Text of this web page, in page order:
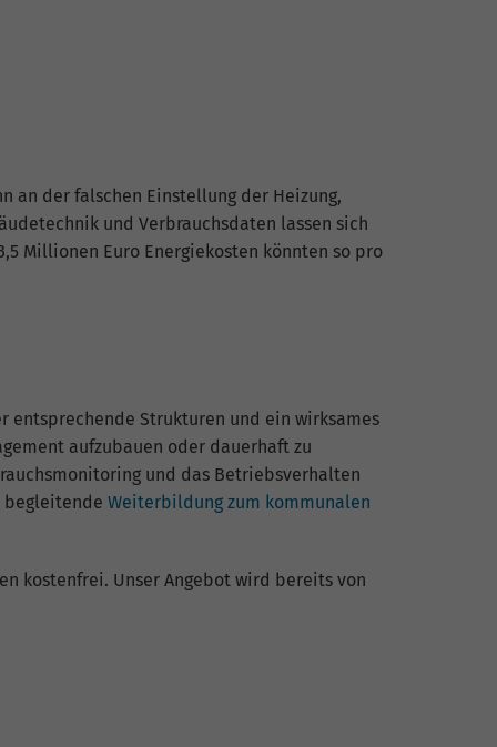
an der falschen Einstellung der Heizung,
und Verbrauchsdaten lassen sich
Millionen Euro Energiekosten könnten so pro
entsprechende Strukturen und ein wirksames
aufzubauen oder dauerhaft zu
und das Betriebsverhalten
begleitende Weiterbildung zum kommunalen
kostenfrei. Unser Angebot wird bereits von